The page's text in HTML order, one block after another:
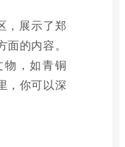
，展示了郑
的内容。
，如青铜
，你可以深